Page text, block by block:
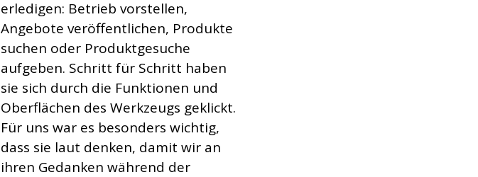
erledigen: Betrieb vorstellen,
Angebote veröffentlichen, Produkte
suchen oder Produktgesuche
aufgeben. Schritt für Schritt haben
sie sich durch die Funktionen und
Oberflächen des Werkzeugs geklickt.
Für uns war es besonders wichtig,
dass sie laut denken, damit wir an
ihren Gedanken während der